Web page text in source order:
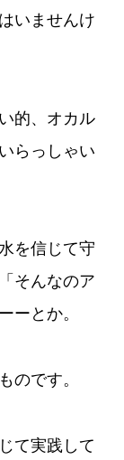
いませんけ
的、オカル
らっしゃい
を信じて守
そんなのア
ーとか。
のです。
て実践して